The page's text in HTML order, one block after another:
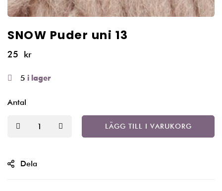
SNOW Puder uni 13
25 kr
5 i lager
Antal
LÄGG TILL I VARUKORG
Dela